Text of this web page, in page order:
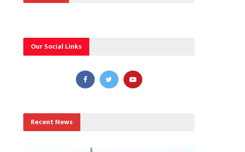
Our Social Links
Recent News